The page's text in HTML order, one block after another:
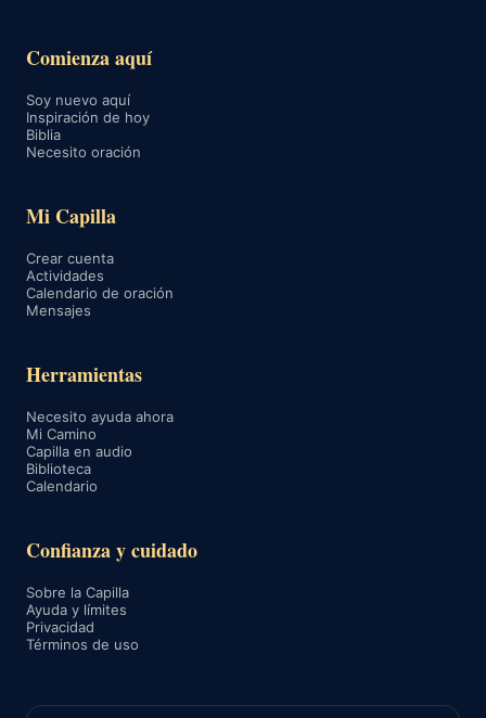
Comienza aquí
Soy nuevo aquí
Inspiración de hoy
Biblia
Necesito oración
Mi Capilla
Crear cuenta
Actividades
Calendario de oración
Mensajes
Herramientas
Necesito ayuda ahora
Mi Camino
Capilla en audio
Biblioteca
Calendario
Confianza y cuidado
Sobre la Capilla
Ayuda y límites
Privacidad
Términos de uso